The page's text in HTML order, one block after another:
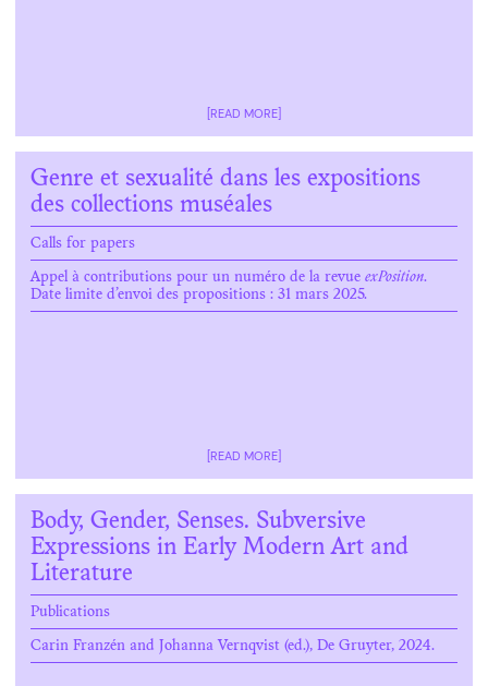
[READ MORE]
Genre et sexualité dans les expositions
des collections muséales
Calls for papers
Appel à contributions pour un numéro de la revue exPosition.
Date limite d’envoi des propositions : 31 mars 2025.
[READ MORE]
Body, Gender, Senses. Subversive
Expressions in Early Modern Art and
Literature
Publications
Carin Franzén and Johanna Vernqvist (ed.), De Gruyter, 2024.